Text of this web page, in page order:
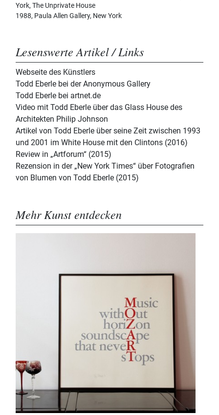
York, The Unprivate House
1988, Paula Allen Gallery, New York
Lesenswerte Artikel / Links
Webseite des Künstlers
Todd Eberle bei der Anonymous Gallery
Todd Eberle bei artnet.de
Video mit Todd Eberle über das Glass House des
Architekten Philip Johnson
Artikel von Todd Eberle über seine Zeit zwischen 1993
und 2001 im White House mit den Clintons (2016)
Review in „Artforum“ (2015)
Rezension in der „New York Times“ über Fotografien
von Blumen von Todd Eberle (2015)
Mehr Kunst entdecken